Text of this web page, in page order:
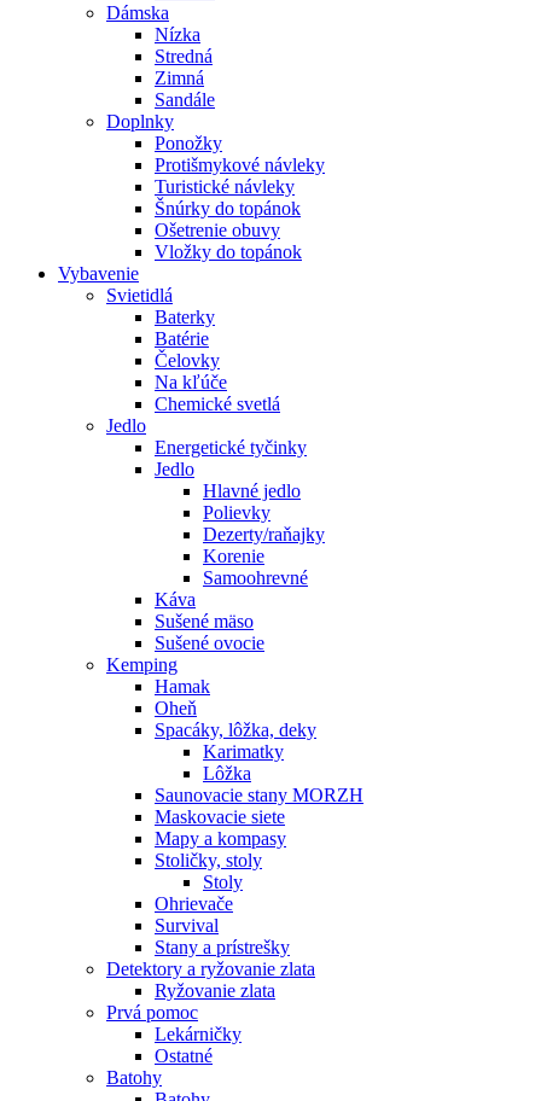
Dámska
Nízka
Stredná
Zimná
Sandále
Doplnky
Ponožky
Protišmykové návleky
Turistické návleky
Šnúrky do topánok
Ošetrenie obuvy
Vložky do topánok
Vybavenie
Svietidlá
Baterky
Batérie
Čelovky
Na kľúče
Chemické svetlá
Jedlo
Energetické tyčinky
Jedlo
Hlavné jedlo
Polievky
Dezerty/raňajky
Korenie
Samoohrevné
Káva
Sušené mäso
Sušené ovocie
Kemping
Hamak
Oheň
Spacáky, lôžka, deky
Karimatky
Lôžka
Saunovacie stany MORZH
Maskovacie siete
Mapy a kompasy
Stoličky, stoly
Stoly
Ohrievače
Survival
Stany a prístrešky
Detektory a ryžovanie zlata
Ryžovanie zlata
Prvá pomoc
Lekárničky
Ostatné
Batohy